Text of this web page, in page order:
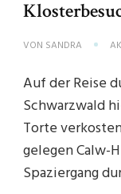
VON SANDRA
Auf der Reise
Schwarzwald
Torte
gelegen Calw-
Spaziergang